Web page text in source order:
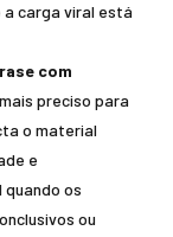
carga viral está
com
preciso para
o material
e
os
ou